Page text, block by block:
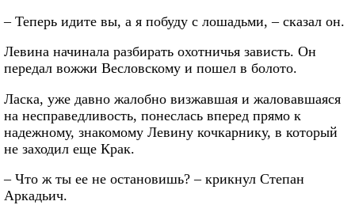
– Теперь идите вы, а я побуду с лошадьми, – сказал он.
Левина начинала разбирать охотничья зависть. Он
передал вожжи Весловскому и пошел в болото.
Ласка, уже давно жалобно визжавшая и жаловавшаяся
на несправедливость, понеслась вперед прямо к
надежному, знакомому Левину кочкарнику, в который
не заходил еще Крак.
– Что ж ты ее не остановишь? – крикнул Степан
Аркадьич.